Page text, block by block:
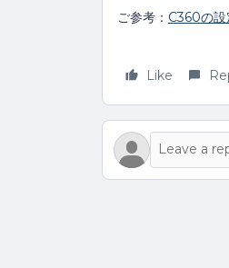
ご参考： C360の設
Like